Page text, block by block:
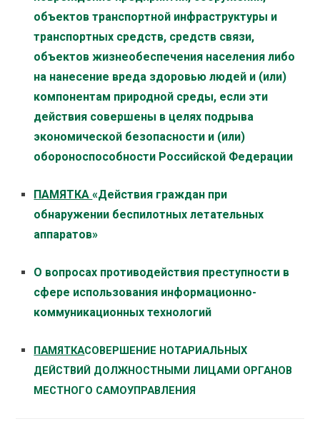
объектов транспортной инфраструктуры и
транспортных средств, средств связи,
объектов жизнеобеспечения населения либо
на нанесение вреда здоровью людей и (или)
компонентам природной среды, если эти
действия совершены в целях подрыва
экономической безопасности и (или)
обороноспособности Российской Федерации
ПАМЯТКА«Действия граждан при
обнаружении беспилотных летательных
аппаратов»
О вопросах противодействия преступности в
сфере использования информационно-
коммуникационных технологий
ПАМЯТКАСОВЕРШЕНИЕ НОТАРИАЛЬНЫХ
ДЕЙСТВИЙ ДОЛЖНОСТНЫМИ ЛИЦАМИ ОРГАНОВ
МЕСТНОГО САМОУПРАВЛЕНИЯ